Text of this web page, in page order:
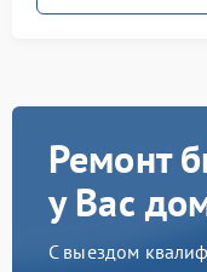
Ремонт
у Вас
С выездом